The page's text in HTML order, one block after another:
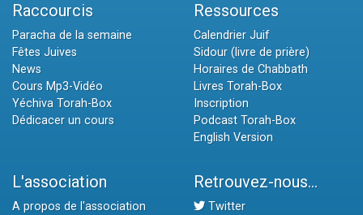
Raccourcis
Paracha de la semaine
Fêtes Juives
News
Cours Mp3-Vidéo
Yéchiva Torah-Box
Dédicacer un cours
Ressources
Calendrier Juif
Sidour (livre de prière)
Horaires de Chabbath
Livres Torah-Box
Inscription
Podcast Torah-Box
English Version
L'association
A propos de l'association
Retrouvez-nous...
Twitter